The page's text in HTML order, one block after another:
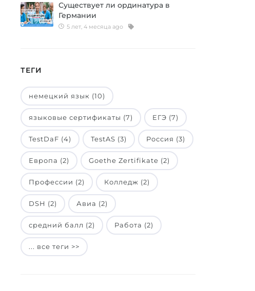
Существует ли ординатура в
Германии
5 лет, 4 месяца ago
ТЕГИ
немецкий язык (10)
языковые сертификаты (7) ЕГЭ (7)
TestDaF (4) TestAS (3) Россия (3)
Европа (2) Goethe Zertifikate (2)
Профессии (2) Колледж (2)
DSH (2) Авиа (2)
средний балл (2) Работа (2)
... все теги >>